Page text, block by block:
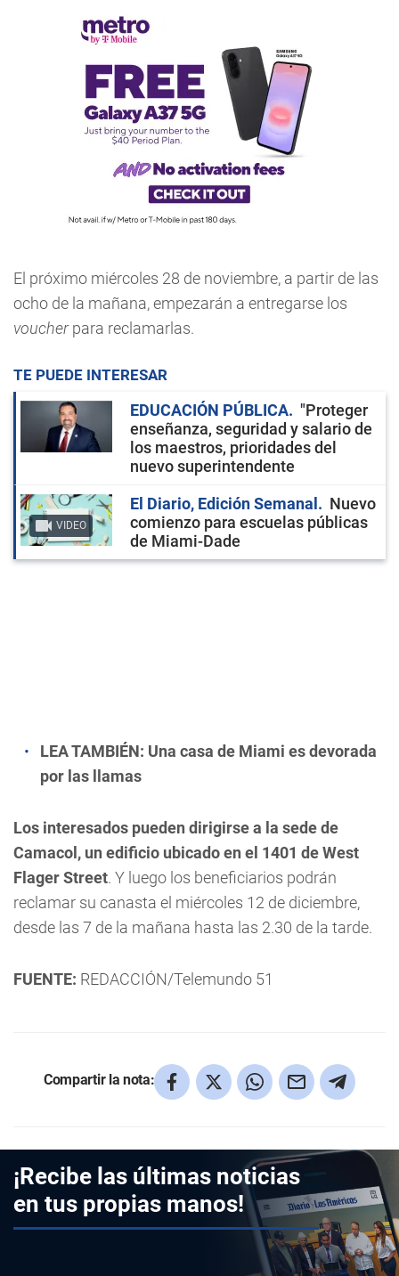
El próximo miércoles 28 de noviembre, a partir de las
ocho de la mañana, empezarán a entregarse los
voucherpara reclamarlas.
TE PUEDE INTERESAR
EDUCACIÓN PÚBLICA
"Proteger
enseñanza, seguridad y salario de
los maestros, prioridades del
nuevo superintendente
VIDEO
El Diario, Edición Semanal
Nuevo
comienzo para escuelas públicas
de Miami-Dade
LEA TAMBIÉN: Una casa de Miami es devorada
por las llamas
Los interesados pueden dirigirse a la sede de
Camacol, un edificio ubicado en el 1401 de West
Flager Street. Y luego los beneficiarios podrán
reclamar su canasta el miércoles 12 de diciembre,
desde las 7 de la mañana hasta las 2.30 de la tarde.
FUENTE: REDACCIÓN/Telemundo 51
Compartir la nota:
¡Recibe las últimas noticias
en tus propias manos!